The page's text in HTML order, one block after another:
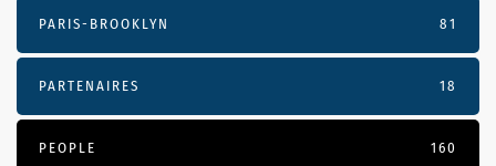
PARIS-BROOKLYN 81
PARTENAIRES 18
PEOPLE 160